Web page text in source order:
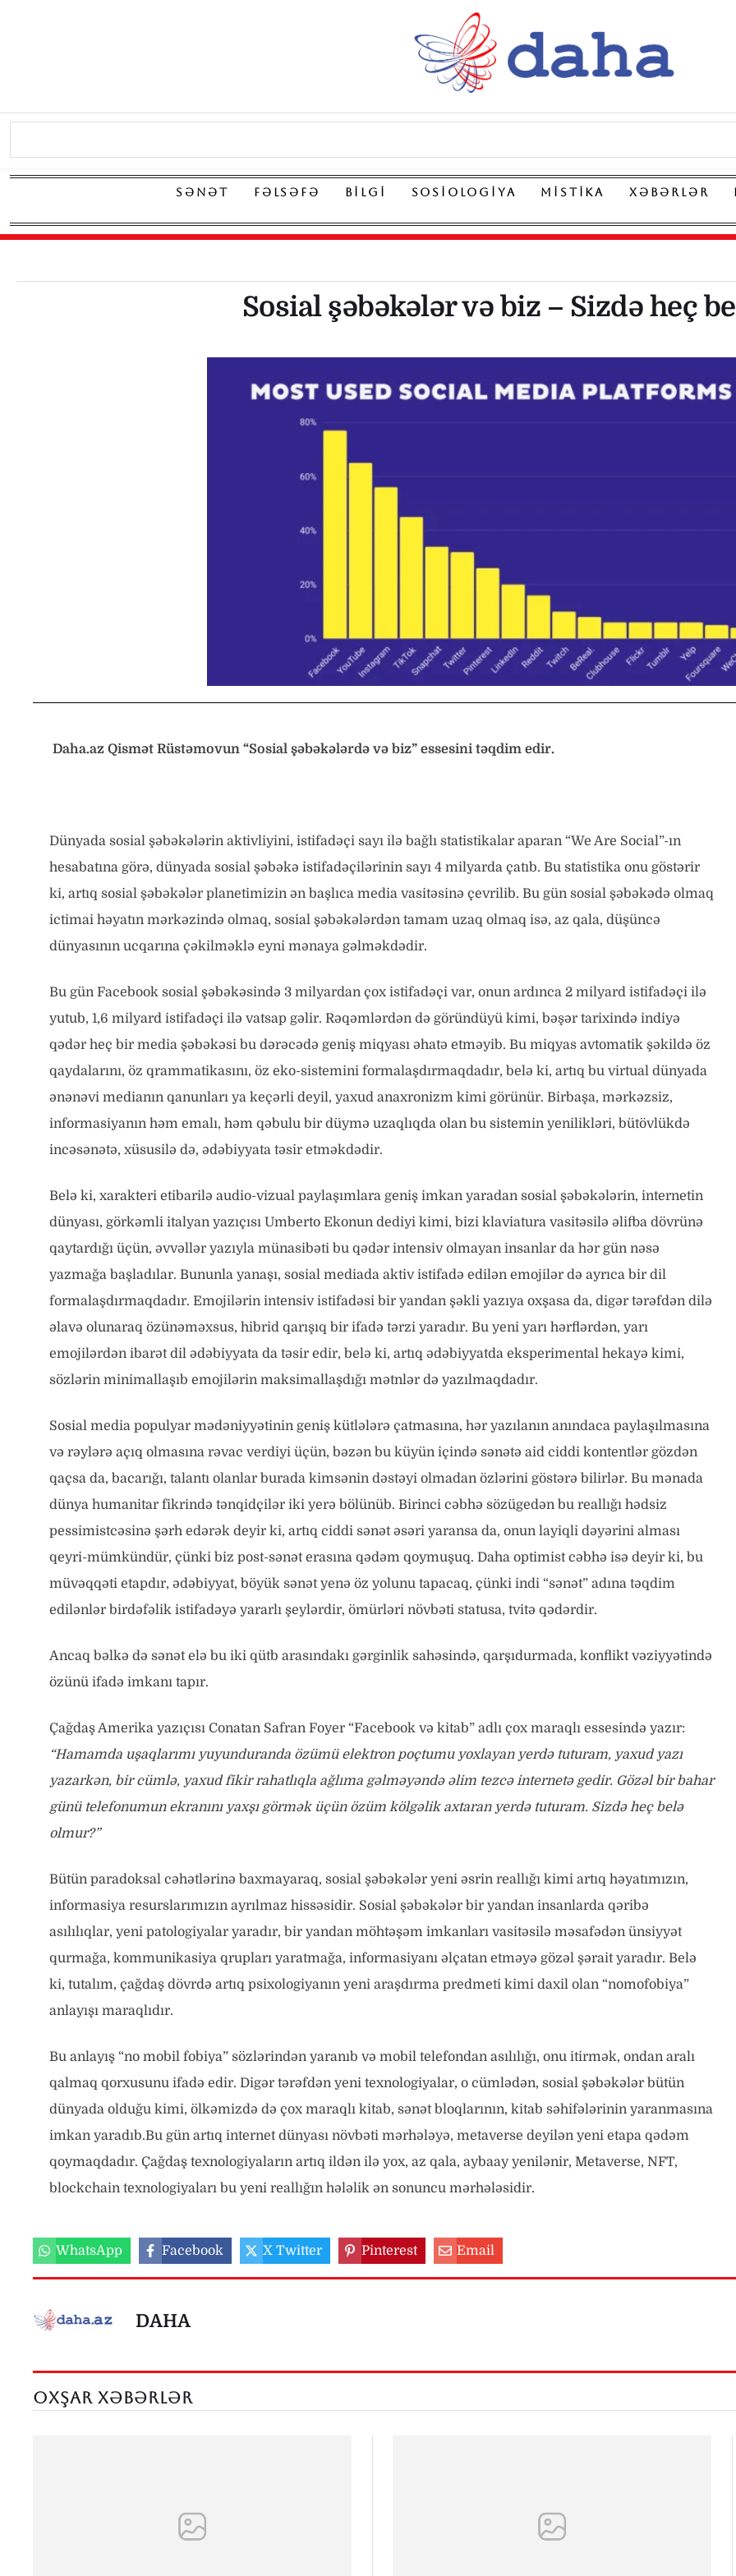
SƏNƏT FƏLSƏFƏ BILGI SOSIOLOGIYA MISTIKA XƏBƏRLƏR
Sosial şəbəkələr və biz – Sizdə heç
Daha.az Qismət Rüstəmovun “Sosial şəbəkələrdə və biz” essesini təqdim edir.
Dünyada sosial şəbəkələrin aktivliyini, istifadəçi sayı ilə bağlı statistikalar aparan “We Are Social”-ın
hesabatına görə, dünyada sosial şəbəkə istifadəçilərinin sayı 4 milyarda çatıb. Bu statistika onu göstərir
ki, artıq sosial şəbəkələr planetimizin ən başlıca media vasitəsinə çevrilib. Bu gün sosial şəbəkədə olmaq
ictimai həyatın mərkəzində olmaq, sosial şəbəkələrdən tamam uzaq olmaq isə, az qala, düşüncə
dünyasının ucqarına çəkilməklə eyni mənaya gəlməkdədir.
Bu gün Facebook sosial şəbəkəsində 3 milyardan çox istifadəçi var, onun ardınca 2 milyard istifadəçi ilə
yutub, 1,6 milyard istifadəçi ilə vatsap gəlir. Rəqəmlərdən də göründüyü kimi, bəşər tarixində indiyə
qədər heç bir media şəbəkəsi bu dərəcədə geniş miqyası əhatə etməyib. Bu miqyas avtomatik şəkildə öz
qaydalarını, öz qrammatikasını, öz eko-sistemini formalaşdırmaqdadır, belə ki, artıq bu virtual dünyada
ənənəvi medianın qanunları ya keçərli deyil, yaxud anaxronizm kimi görünür. Birbaşa, mərkəzsiz,
informasiyanın həm emalı, həm qəbulu bir düymə uzaqlıqda olan bu sistemin yenilikləri, bütövlükdə
incəsənətə, xüsusilə də, ədəbiyyata təsir etməkdədir.
Belə ki, xarakteri etibarilə audio-vizual paylaşımlara geniş imkan yaradan sosial şəbəkələrin, internetin
dünyası, görkəmli italyan yazıçısı Umberto Ekonun dediyi kimi, bizi klaviatura vasitəsilə əlifba dövrünə
qaytardığı üçün, əvvəllər yazıyla münasibəti bu qədər intensiv olmayan insanlar da hər gün nəsə
yazmağa başladılar. Bununla yanaşı, sosial mediada aktiv istifadə edilən emojilər də ayrıca bir dil
formalaşdırmaqdadır. Emojilərin intensiv istifadəsi bir yandan şəkli yazıya oxşasa da, digər tərəfdən dilə
əlavə olunaraq özünəməxsus, hibrid qarışıq bir ifadə tərzi yaradır. Bu yeni yarı hərflərdən, yarı
emojilərdən ibarət dil ədəbiyyata da təsir edir, belə ki, artıq ədəbiyyatda eksperimental hekayə kimi,
sözlərin minimallaşıb emojilərin maksimallaşdığı mətnlər də yazılmaqdadır.
Sosial media populyar mədəniyyətinin geniş kütlələrə çatmasına, hər yazılanın anındaca paylaşılmasına
və rəylərə açıq olmasına rəvac verdiyi üçün, bəzən bu küyün içində sənətə aid ciddi kontentlər gözdən
qaçsa da, bacarığı, talantı olanlar burada kimsənin dəstəyi olmadan özlərini göstərə bilirlər. Bu mənada
dünya humanitar fikrində tənqidçilər iki yerə bölünüb. Birinci cəbhə sözügedən bu reallığı hədsiz
pessimistcəsinə şərh edərək deyir ki, artıq ciddi sənət əsəri yaransa da, onun layiqli dəyərini alması
qeyri-mümkündür, çünki biz post-sənət erasına qədəm qoymuşuq. Daha optimist cəbhə isə deyir ki, bu
müvəqqəti etapdır, ədəbiyyat, böyük sənət yenə öz yolunu tapacaq, çünki indi “sənət” adına təqdim
edilənlər birdəfəlik istifadəyə yararlı şeylərdir, ömürləri növbəti statusa, tvitə qədərdir.
Ancaq bəlkə də sənət elə bu iki qütb arasındakı gərginlik sahəsində, qarşıdurmada, konflikt vəziyyətində
özünü ifadə imkanı tapır.
Çağdaş Amerika yazıçısı Conatan Safran Foyer “Facebook və kitab” adlı çox maraqlı essesində yazır:
“Hamamda uşaqlarımı yuyunduranda özümü elektron poçtumu yoxlayan yerdə tuturam, yaxud yazı
yazarkən, bir cümlə, yaxud fikir rahatlıqla ağlıma gəlməyəndə əlim tezcə internetə gedir. Gözəl bir bahar
günü telefonumun ekranını yaxşı görmək üçün özüm kölgəlik axtaran yerdə tuturam. Sizdə heç belə
olmur?”
Bütün paradoksal cəhətlərinə baxmayaraq, sosial şəbəkələr yeni əsrin reallığı kimi artıq həyatımızın,
informasiya resurslarımızın ayrılmaz hissəsidir. Sosial şəbəkələr bir yandan insanlarda qəribə
asılılıqlar, yeni patologiyalar yaradır, bir yandan möhtəşəm imkanları vasitəsilə məsafədən ünsiyyət
qurmağa, kommunikasiya qrupları yaratmağa, informasiyanı əlçatan etməyə gözəl şərait yaradır. Belə
ki, tutalım, çağdaş dövrdə artıq psixologiyanın yeni araşdırma predmeti kimi daxil olan “nomofobiya”
anlayışı maraqlıdır.
Bu anlayış “no mobil fobiya” sözlərindən yaranıb və mobil telefondan asılılığı, onu itirmək, ondan aralı
qalmaq qorxusunu ifadə edir. Digər tərəfdən yeni texnologiyalar, o cümlədən, sosial şəbəkələr bütün
dünyada olduğu kimi, ölkəmizdə də çox maraqlı kitab, sənət bloqlarının, kitab səhifələrinin yaranmasına
imkan yaradıb.Bu gün artıq internet dünyası növbəti mərhələyə, metaverse deyilən yeni etapa qədəm
qoymaqdadır. Çağdaş texnologiyaların artıq ildən ilə yox, az qala, aybaay yenilənir, Metaverse, NFT,
blockchain texnologiyaları bu yeni reallığın hələlik ən sonuncu mərhələsidir.
WhatsApp Facebook X Twitter Pinterest Email
DAHA
OXŞAR XƏBƏRLƏR